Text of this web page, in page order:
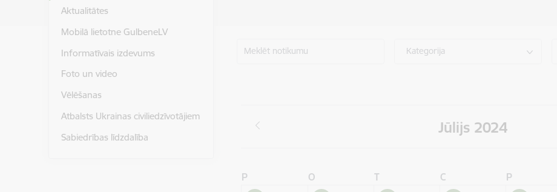
Aktualitātes
Mobilā lietotne GulbeneLV
Informatīvais izdevums
Foto un video
Vēlēšanas
Atbalsts Ukrainas civiliedzīvotājiem
Sabiedrības līdzdalība
Meklēt notikumu Kategorija
Jūlijs 2024
P O T C P